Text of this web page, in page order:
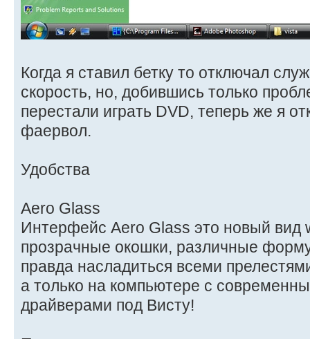
Когда я ставил бетку то отключал
скорость, но, добившись только
перестали играть DVD, теперь же я
фаервол.
Удобства
Aero Glass
Интерфейс Aero Glass это новый вид
прозрачные окошки, различные
правда насладиться всеми
а только на компьютере с
драйверами под Висту!